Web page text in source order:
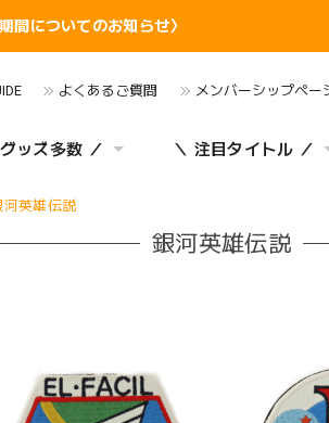
間についてのお知らせ〉
よくあるご質問 メンバーシップペー
ッズ多数 ／ ＼ 注目タイトル ／
河英雄伝説
銀河英雄伝説